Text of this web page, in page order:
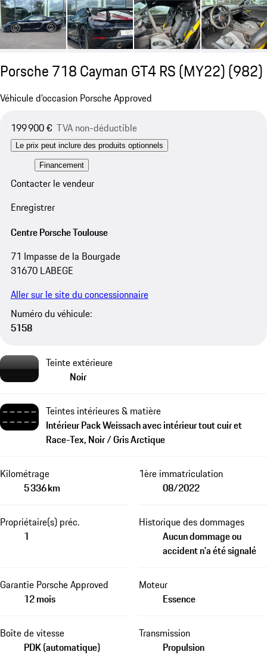
Porsche 718 Cayman GT4 RS (MY22)(982)
Véhicule d’occasion Porsche Approved
199 900 € TVA non-déductible
Le prix peut inclure des produits optionnels
Financement
Contacter le vendeur
Enregistrer
Centre Porsche Toulouse
71 Impasse de la Bourgade
31670 LABEGE
Aller sur le site du concessionnaire
Numéro du véhicule:
5158
Teinte extérieure
Noir
Teintes intérieures & matière
Intérieur Pack Weissach avec intérieur tout cuir et
Race-Tex, Noir / Gris Arctique
Kilométrage
5 336 km
1ère immatriculation
08/2022
Propriétaire(s) préc.
1
Historique des dommages
Aucun dommage ou
accident n'a été signalé
Garantie Porsche Approved
12 mois
Moteur
Essence
Boîte de vitesse
PDK (automatique)
Transmission
Propulsion